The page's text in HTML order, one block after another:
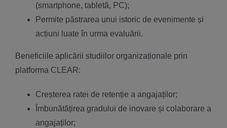
(smartphone, tabletă, PC);
Permite păstrarea unui istoric de evenimente și
acțiuni luate în urma evaluării.
Beneficiile aplicării studiilor organizaționale prin
platforma CLEAR:
Creșterea ratei de retenție a angajaților;
Îmbunătățirea gradului de inovare și colaborare a
angajaților;